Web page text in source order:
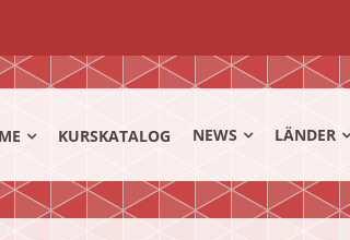
KURSKATALOG NEWS LÄNDER